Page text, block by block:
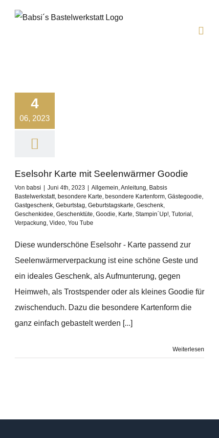
4
06, 2023
Eselsohr Karte mit Seelenwärmer Goodie
Von babsi Juni 4th, 2023 Allgemein,Anleitung, Babsis
Bastelwerkstatt, besondere Karte, besondere Kartenform, Gästegoodie,
Gastgeschenk, Geburtstag, Geburtstagskarte, Geschenk,
Geschenkidee, Geschenktüte, Goodie, Karte, Stampin´Up!, Tutorial ,
Verpackung, Video, You Tube
Diese wunderschöne Eselsohr - Karte passend zur
Seelenwärmerverpackung ist eine schöne Geste und
ein ideales Geschenk, als Aufmunterung, gegen
Heimweh, als Trostspender oder als kleines Goodie für
zwischenduch. Dazu die besondere Kartenform die
ganz einfach gebastelt werden [...]
Weiterlesen